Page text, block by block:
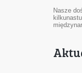
Nasze